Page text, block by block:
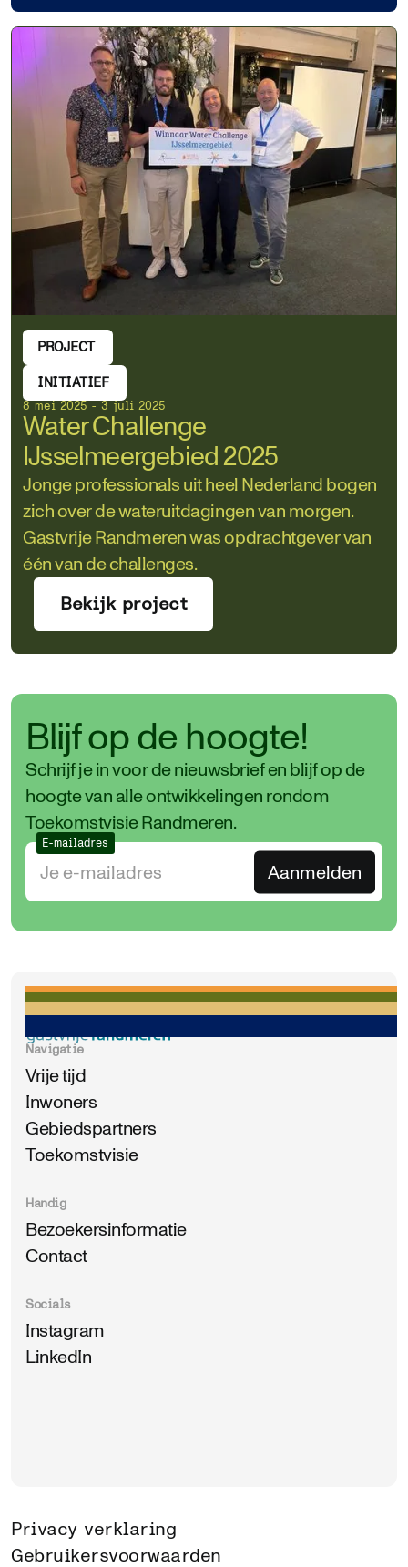
PROJECT
INITIATIEF
8 mei 2025 - 3 juli 2025
Water Challenge
IJsselmeergebied 2025
Jonge professionals uit heel Nederland bogen
zich over de wateruitdagingen van morgen.
Gastvrije Randmeren was opdrachtgever van
één van de challenges.
Bekijk project
Blijf op de hoogte!
Schrijf je in voor de nieuwsbrief en blijf op de
hoogte van alle ontwikkelingen rondom
Toekomstvisie Randmeren.
E-mailadres
Navigatie
Vrije tijd
Inwoners
Gebiedspartners
Toekomstvisie
Handig
Bezoekersinformatie
Contact
Socials
Instagram
LinkedIn
Privacy verklaring
Gebruikersvoorwaarden